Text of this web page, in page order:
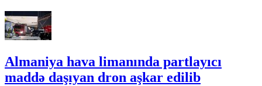
Almaniya hava limanında partlayıcı
maddə daşıyan dron aşkar edilib